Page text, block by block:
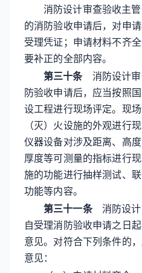
消防设计审查验收主
的消防验收申请后，对申
受理凭证；申请材料不齐
要补正的全部内容。
第三十条消防设计审
防验收申请后，应当按照
设工程进行现场评定。现
（灭）火设施的外观进行
仪器设备对涉及距离、高
厚度等可测量的指标进行
施的功能进行抽样测试、
功能等内容。
第三十一条消防设计
自受理消防验收申请之日
意见。对符合下列条件的
意见：